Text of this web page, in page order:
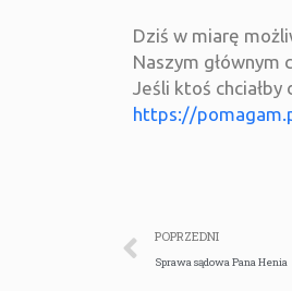
Dziś w miarę
Naszym głównym
Jeśli ktoś
https://
POPRZEDNI
Sprawa sądowa Pana Henia